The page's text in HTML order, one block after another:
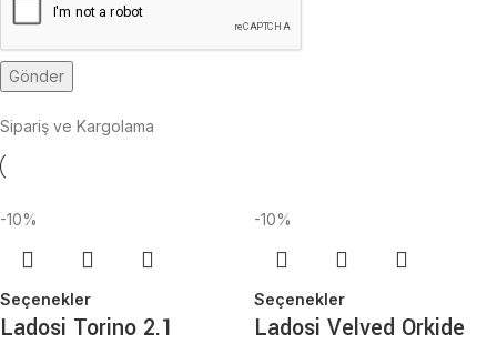
Sipariş ve Kargolama
-10%
Seçenekler
Ladosi Torino 2.1
-10%
Seçenekler
Ladosi Velved Orkide